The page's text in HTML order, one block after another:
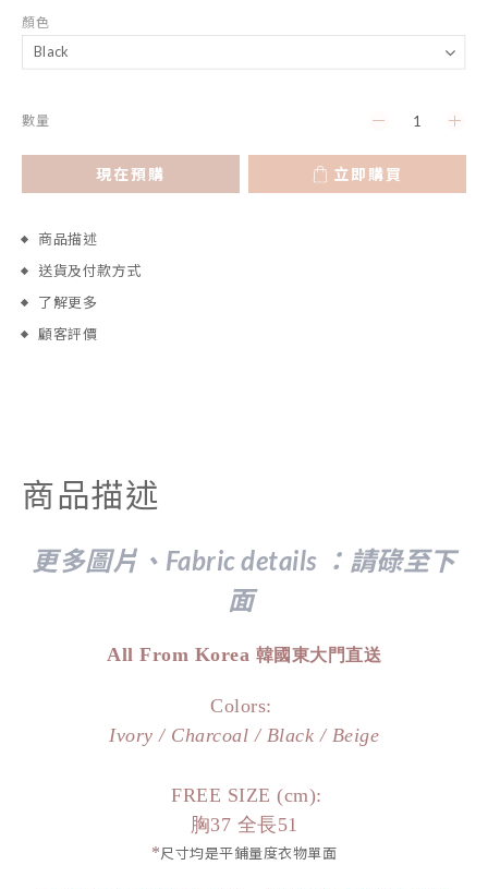
顏色
數量
現在預購 立即購買
商品描述
送貨及付款方式
了解更多
顧客評價
商品描述
更多圖片、Fabric details ：請碌至下
面
All From Korea 韓國東大門直送
Colors:
Ivory / Charcoal / Black / Beige
FREE SIZE (cm):
胸37 全長51
*尺寸均是平鋪量度衣物單面